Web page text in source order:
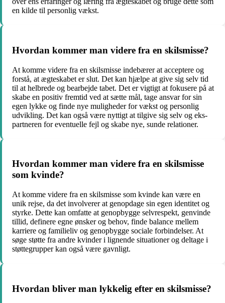
en kilde til personlig vækst.
Hvordan kommer man videre fra en skilsmisse?
At komme videre fra en skilsmisse indebærer at acceptere og
forstå, at ægteskabet er slut. Det kan hjælpe at give sig selv tid
til at helbrede og bearbejde tabet. Det er vigtigt at fokusere på at
skabe en positiv fremtid ved at sætte mål, tage ansvar for sin
egen lykke og finde nye muligheder for vækst og personlig
udvikling. Det kan også være nyttigt at tilgive sig selv og eks-
partneren for eventuelle fejl og skabe nye, sunde relationer.
Hvordan kommer man videre fra en skilsmisse
som kvinde?
At komme videre fra en skilsmisse som kvinde kan være en
unik rejse, da det involverer at genopdage sin egen identitet og
styrke. Dette kan omfatte at genopbygge selvrespekt, genvinde
tillid, definere egne ønsker og behov, finde balance mellem
karriere og familieliv og genopbygge sociale forbindelser. At
søge støtte fra andre kvinder i lignende situationer og deltage i
støttegrupper kan også være gavnligt.
Hvordan bliver man lykkelig efter en skilsmisse?